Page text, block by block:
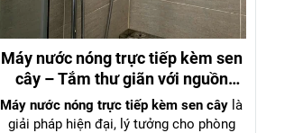
Máy nước nóng trực tiếp kèm sen
cây – Tắm thư giãn với nguồn
nước mạnh mẽ, áp lực ổn định
Máy nước nóng trực tiếp kèm sen cây là
giải pháp hiện đại, lý tưởng cho phòng